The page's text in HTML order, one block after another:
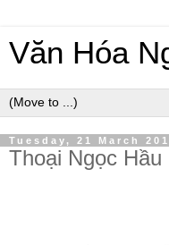
Văn Hóa
Tuesday, 21 March
Thoại Ngọc Hầu